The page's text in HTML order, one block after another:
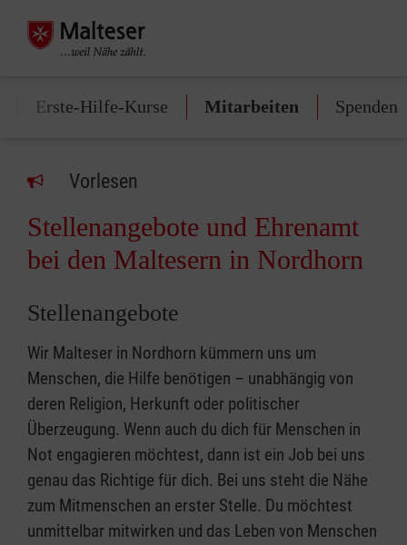
Erste-Hilfe-Kurse Mitarbeiten Spenden
Vorlesen
Stellenangebote und Ehrenamt
bei den Maltesern in Nordhorn
Stellenangebote
Wir Malteser in Nordhorn kümmern uns um
Menschen, die Hilfe benötigen – unabhängig von
deren Religion, Herkunft oder politischer
Überzeugung. Wenn auch du dich für Menschen in
Not engagieren möchtest, dann ist ein Job bei uns
genau das Richtige für dich. Bei uns steht die Nähe
zum Mitmenschen an erster Stelle. Du möchtest
unmittelbar mitwirken und das Leben von Menschen